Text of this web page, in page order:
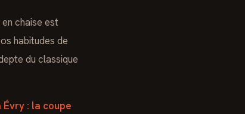
chaise est
habitudes de
du classique
: la coupe